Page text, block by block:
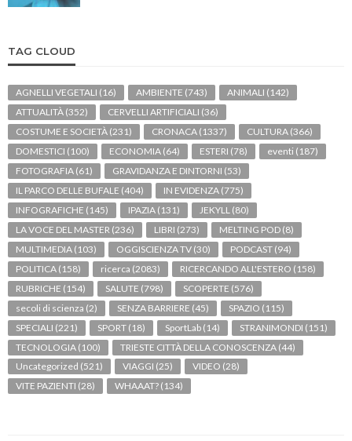
TAG CLOUD
AGNELLI VEGETALI (16) AMBIENTE (743) ANIMALI (142)
ATTUALITÀ (352) CERVELLI ARTIFICIALI (36)
COSTUME E SOCIETÀ (231) CRONACA (1337) CULTURA (366)
DOMESTICI (100) ECONOMIA (64) ESTERI (78) eventi (187)
FOTOGRAFIA (61) GRAVIDANZA E DINTORNI (53)
IL PARCO DELLE BUFALE (404) IN EVIDENZA (775)
INFOGRAFICHE (145) IPAZIA (131) JEKYLL (80)
LA VOCE DEL MASTER (236) LIBRI (273) MELTING POD (8)
MULTIMEDIA (103) OGGISCIENZA TV (30) PODCAST (94)
POLITICA (158) ricerca (2083) RICERCANDO ALL'ESTERO (158)
RUBRICHE (154) SALUTE (798) SCOPERTE (576)
secoli di scienza (2) SENZA BARRIERE (45) SPAZIO (115)
SPECIALI (221) SPORT (18) SportLab (14) STRANIMONDI (151)
TECNOLOGIA (100) TRIESTE CITTÀ DELLA CONOSCENZA (44)
Uncategorized (521) VIAGGI (25) VIDEO (28)
VITE PAZIENTI (28) WHAAAT? (134)